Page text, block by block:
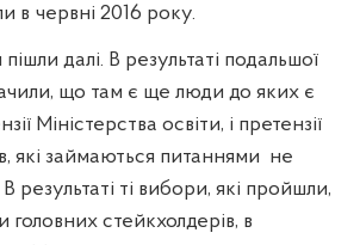
в червні 2016 року.
далі. В результаті подальшої
що там є ще люди до яких є
Міністерства освіти, і претензії
які займаються питаннями не
В результаті ті вибори, які пройшли,
головних стейкхолдерів, в